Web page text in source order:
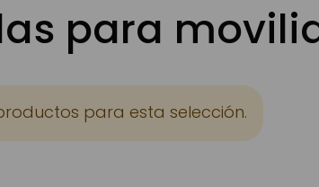
para
para esta selección.